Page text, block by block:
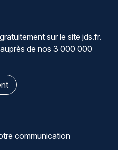
sur le site jds.fr.
de nos 3 000 000
communication